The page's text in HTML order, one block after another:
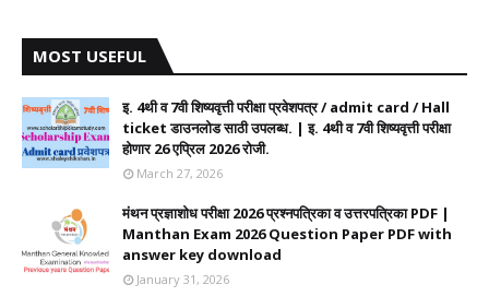
MOST USEFUL
इ. 4थी व 7वी शिष्यवृत्ती परीक्षा प्रवेशपत्र / admit card / Hall
ticket डाउनलोड साठी उपलब्ध. | इ. 4थी व 7वी शिष्यवृत्ती परीक्षा
होणार 26 एप्रिल 2026 रोजी.
March 27, 2026
मंथन प्रज्ञाशोध परीक्षा 2026 प्रश्नपत्रिका व उत्तरपत्रिका PDF |
Manthan Exam 2026 Question Paper PDF with
answer key download
January 31, 2026